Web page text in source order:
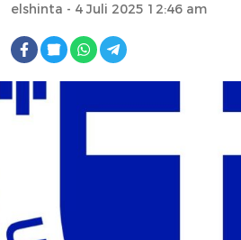
elshinta - 4 Juli 2025 12:46 am